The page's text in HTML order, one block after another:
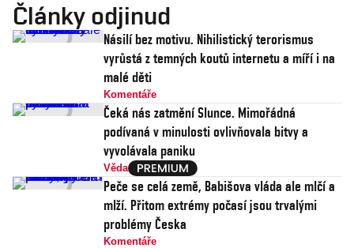
Články odjinud
Násilí bez motivu. Nihilistický terorismus
vyrůstá z temných koutů internetu a míří i na
malé děti
Komentáře
Čeká nás zatmění Slunce. Mimořádná
podívaná v minulosti ovlivňovala bitvy a
vyvolávala paniku
Věda
Peče se celá země, Babišova vláda ale mlčí a
mlží. Přitom extrémy počasí jsou trvalými
problémy Česka
Komentáře